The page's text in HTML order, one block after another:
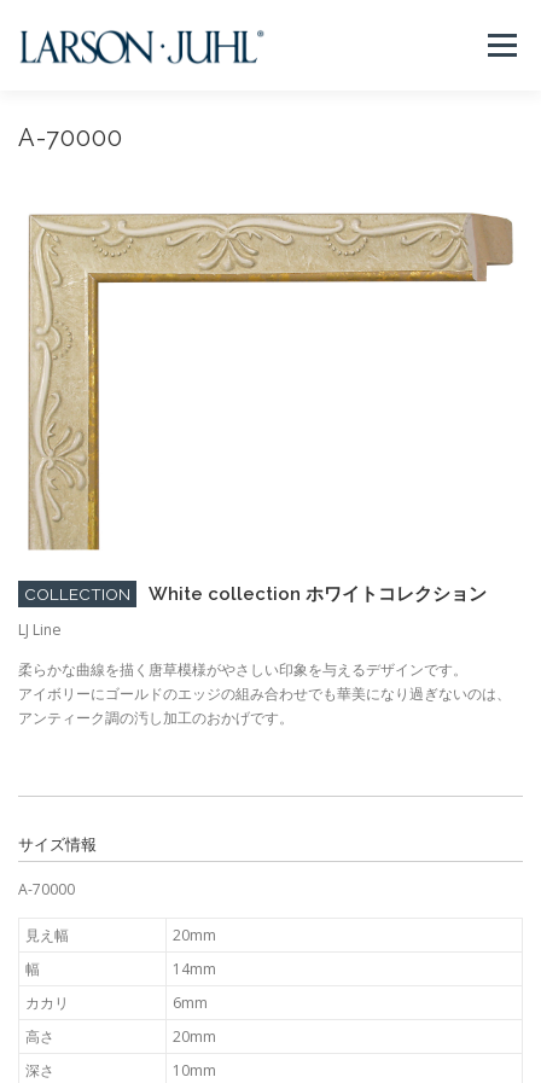
メニュー
NEWS
取扱店リスト お問い合わせ 法人のお客様
EN/CN
A-70000
COLLECTION
White collection ホワイトコレクション
LJ Line
柔らかな曲線を描く唐草模様がやさしい印象を与えるデザインです。
アイボリーにゴールドのエッジの組み合わせでも華美になり過ぎないのは、
アンティーク調の汚し加工のおかげです。
サイズ情報
A-70000
見え幅
20mm
幅
14mm
カカリ
6mm
高さ
20mm
深さ
10mm